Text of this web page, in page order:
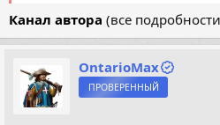
Канал автора (все
OntarioMax
ПРОВЕРЕННЫЙ